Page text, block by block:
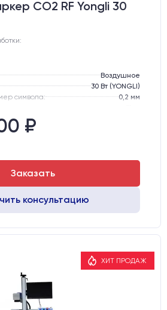
CO2 RF Yongli 30
Воздушное
30 Вт (YONGLI)
символа:
0,2 мм
станка, мм:
₽
Заказать
консультацию
ХИТ ПРОДАЖ